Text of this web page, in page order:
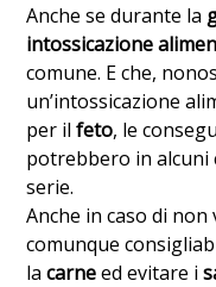
Anche se durante la
intossicazione
comune. E che,
un’intossicazione
per ilfeto, le
potrebbero in alcuni
serie.
Anche in caso di
comunque
lacarneed evitare i